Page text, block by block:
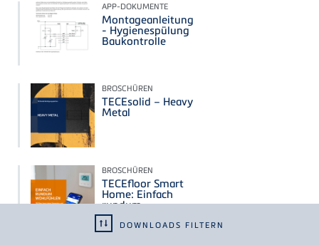
DOWNLOADS FILTERN
APP-DOKUMENTE
Montageanleitung
- Hygienespülung
Baukontrolle
BROSCHÜREN
TECEsolid – Heavy
Metal
BROSCHÜREN
TECEfloor Smart
Home: Einfach
rundum
wohlfühlen